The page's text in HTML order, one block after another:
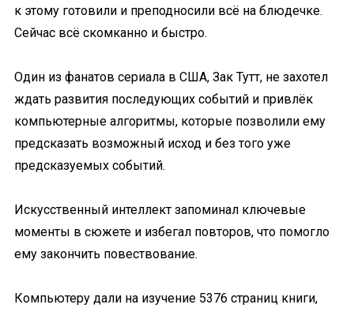
к этому готовили и преподносили всё на блюдечке.
Сейчас всё скомканно и быстро.
Один из фанатов сериала в США, Зак Тутт, не захотел
ждать развития последующих событий и привлёк
компьютерные алгоритмы, которые позволили ему
предсказать возможный исход и без того уже
предсказуемых событий.
Искусственный интеллект запоминал ключевые
моменты в сюжете и избегал повторов, что помогло
ему закончить повествование.
Компьютеру дали на изучение 5376 страниц книги,